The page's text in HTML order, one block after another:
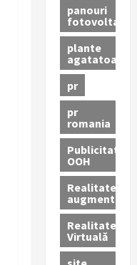
panouri
fotovoltaice
plante
agatatoare
pr
pr
romania
Publicitate
OOH
Realitatea
augmentată
Realitatea
Virtuală